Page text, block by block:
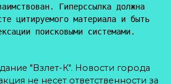
Гиперссылка должна
цитируемого материала и быть
поисковыми системами.
"Взлет-К". Новости города
не несет ответственности за